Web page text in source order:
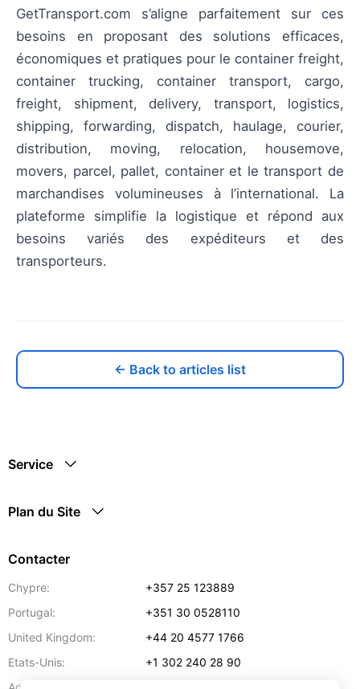
GetTransport.com s’aligne parfaitement sur ces
besoins en proposant des solutions efficaces,
économiques et pratiques pour le container freight,
container trucking, container transport, cargo,
freight, shipment, delivery, transport, logistics,
shipping, forwarding, dispatch, haulage, courier,
distribution, moving, relocation, housemove,
movers, parcel, pallet, container et le transport de
marchandises volumineuses à l’international. La
plateforme simplifie la logistique et répond aux
besoins variés des expéditeurs et des
transporteurs.
← Back to articles list
Service
Plan du Site
Contacter
Chypre:
+357 25 123889
Portugal:
+351 30 0528110
United Kingdom:
+44 20 4577 1766
Etats-Unis:
+1 302 240 28 90